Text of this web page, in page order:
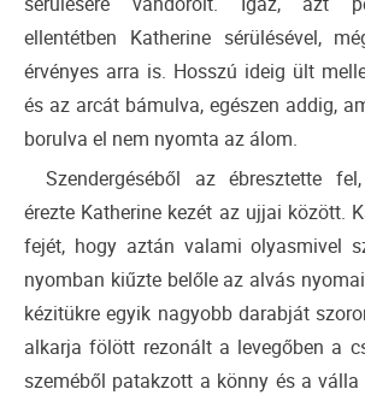
ellentétben Katherine sérülésével,
érvényes arra is. Hosszú ideig ült
és az arcát bámulva, egészen addig,
borulva el nem nyomta az álom.
Szendergéséből az ébresztette
érezte Katherine kezét az ujjai között.
fejét, hogy aztán valami olyasmivel
nyomban kiűzte belőle az alvás
kézitükre egyik nagyobb darabját
alkarja fölött rezonált a levegőben a
szeméből patakzott a könny és a